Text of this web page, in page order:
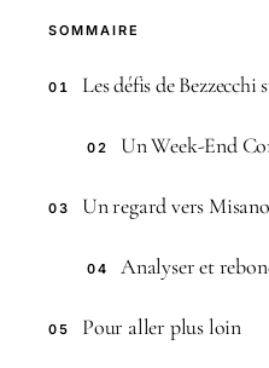
SOMMAIRE
01 Les défis de
02 Un Week-End
03 Un regard vers
04 Analyser et
05 Pour aller plus loin